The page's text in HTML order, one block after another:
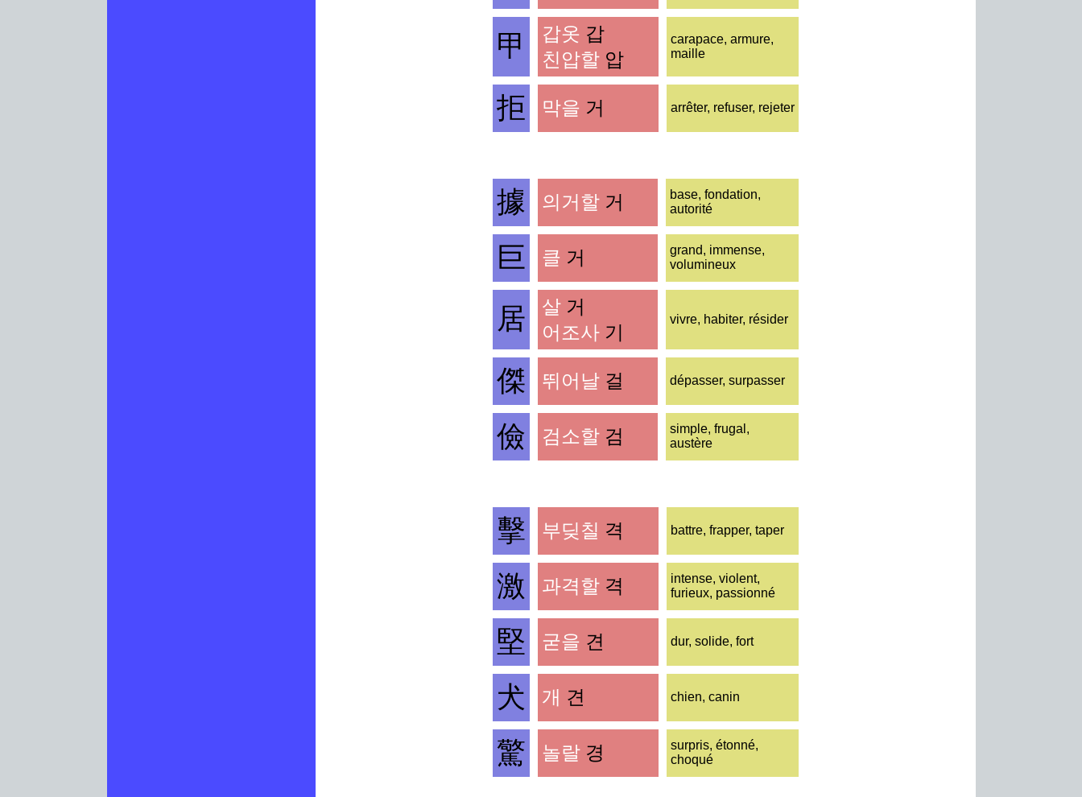
甲 갑옷 갑
친압할압
carapace, armure,
maille
拒 막을 거 arrêter, refuser, rejeter
據 의거할거
base, fondation,
autorité
巨 클 거
grand, immense,
volumineux
居 살거
어조사기
vivre, habiter, résider
傑 뛰어날걸 dépasser, surpasser
儉 검소할검
simple, frugal,
austère
擊 부딪칠 격 battre, frapper, taper
激 과격할격
intense, violent,
furieux, passionné
堅 굳을 견 dur, solide, fort
犬 개 견 chien, canin
驚 놀랄경
surpris, étonné,
choqué